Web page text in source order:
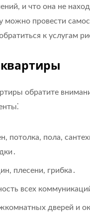
и что она не
можно провести
к услугам
обратите
потолка, пола,
плесени, грибка․
всех
дверей и